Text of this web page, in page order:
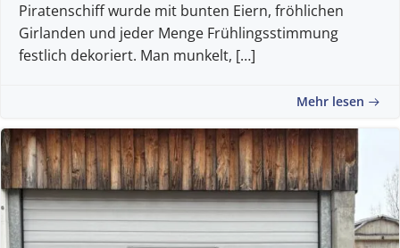
Piratenschiff wurde mit bunten Eiern, fröhlichen
Girlanden und jeder Menge Frühlingsstimmung
festlich dekoriert. Man munkelt, […]
Mehr lesen